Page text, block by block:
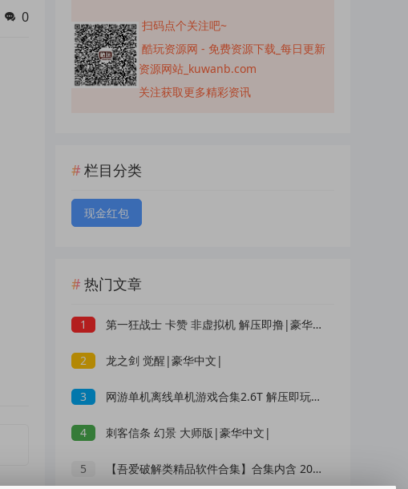
0
扫码点个关注吧~
酷玩资源网 - 免费资源下载_每日更新
资源网站_kuwanb.com
关注获取更多精彩资讯
栏目分类
现金红包
热门文章
1 第一狂战士 卡赞 非虚拟机 解压即撸|豪华中文|
2 龙之剑 觉醒|豪华中文|
3 网游单机离线单机游戏合集2.6T 解压即玩 网盘下载 一键端免安装免配置
4 刺客信条 幻景 大师版|豪华中文|
5 【吾爱破解类精品软件合集】合集内含 2000 +实用工具 【1.5GB】